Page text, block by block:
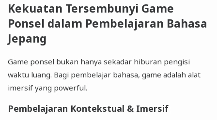
Kekuatan Tersembunyi Game
Ponsel dalam Pembelajaran Bahasa
Jepang
Game ponsel bukan hanya sekadar hiburan pengisi
waktu luang. Bagi pembelajar bahasa, game adalah alat
imersif yang powerful.
Pembelajaran Kontekstual & Imersif